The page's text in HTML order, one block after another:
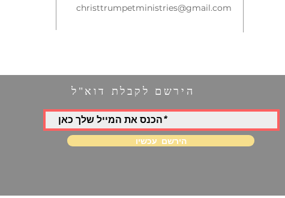
christtrumpetministries@gmail.com
הירשם לקבלת דוא"ל
הירשם עכשיו